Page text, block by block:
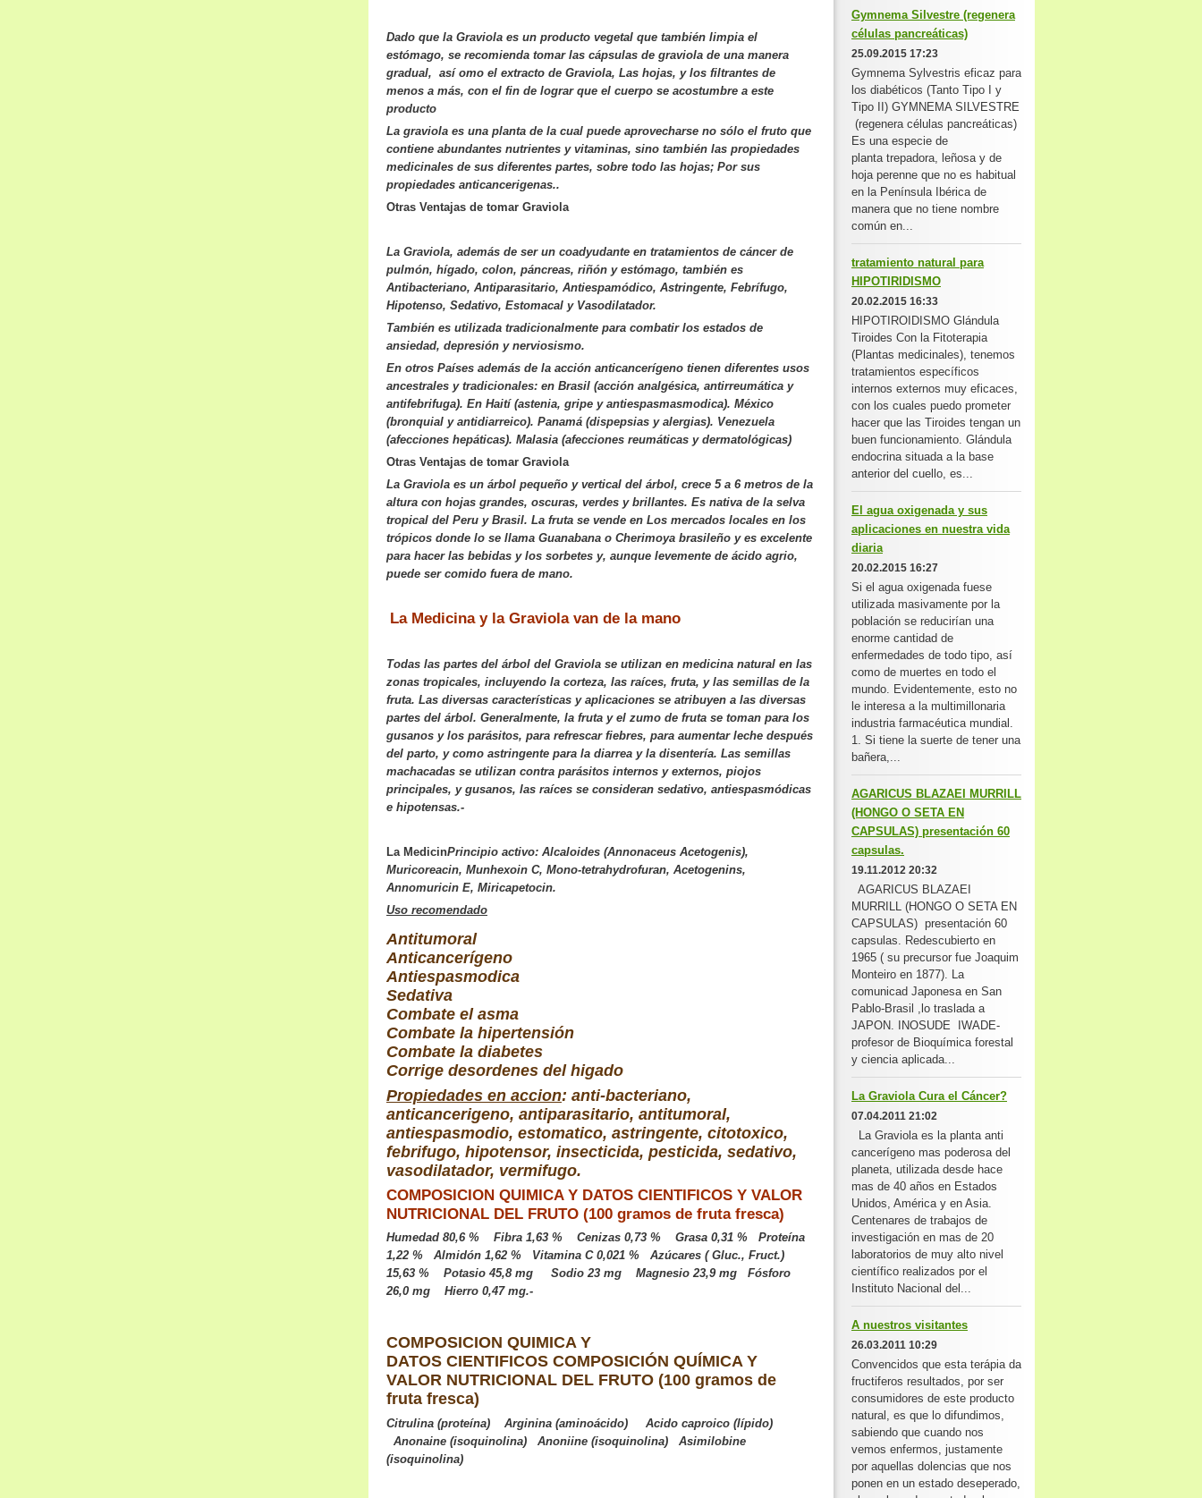
Dado que la Graviola es un producto vegetal que también limpia el
estómago, se recomienda tomar las cápsulas de graviola de una manera
gradual, así omo el extracto de Graviola, Las hojas, y los filtrantes de
menos a más, con el fin de lograr que el cuerpo se acostumbre a este
producto
La graviola es una planta de la cual puede aprovecharse no sólo el fruto que
contiene abundantes nutrientes y vitaminas, sino también las propiedades
medicinales de sus diferentes partes, sobre todo las hojas; Por sus
propiedades anticancerigenas..
Otras Ventajas de tomar Graviola
La Graviola, además de ser un coadyudante en tratamientos de cáncer de
pulmón, hígado, colon, páncreas, riñón y estómago, también es
Antibacteriano, Antiparasitario, Antiespamódico, Astringente, Febrífugo,
Hipotenso, Sedativo, Estomacal y Vasodilatador.
También es utilizada tradicionalmente para combatir los estados de
ansiedad, depresión y nerviosismo.
En otros Países además de la acción anticancerígeno tienen diferentes usos
ancestrales y tradicionales: en Brasil (acción analgésica, antirreumática y
antifebrifuga). En Haití (astenia, gripe y antiespasmasmodica). México
(bronquial y antidiarreico). Panamá (dispepsias y alergias). Venezuela
(afecciones hepáticas). Malasia (afecciones reumáticas y dermatológicas)
Otras Ventajas de tomar Graviola
La Graviola es un árbol pequeño y vertical del árbol, crece 5 a 6 metros de la
altura con hojas grandes, oscuras, verdes y brillantes. Es nativa de la selva
tropical del Peru y Brasil. La fruta se vende en Los mercados locales en los
trópicos donde lo se llama Guanabana o Cherimoya brasileño y es excelente
para hacer las bebidas y los sorbetes y, aunque levemente de ácido agrio,
puede ser comido fuera de mano.
La Medicina y la Graviola van de la mano
Todas las partes del árbol del Graviola se utilizan en medicina natural en las
zonas tropicales, incluyendo la corteza, las raíces, fruta, y las semillas de la
fruta. Las diversas características y aplicaciones se atribuyen a las diversas
partes del árbol. Generalmente, la fruta y el zumo de fruta se toman para los
gusanos y los parásitos, para refrescar fiebres, para aumentar leche después
del parto, y como astringente para la diarrea y la disentería. Las semillas
machacadas se utilizan contra parásitos internos y externos, piojos
principales, y gusanos, las raíces se consideran sedativo, antiespasmódicas
e hipotensas.-
La MedicinPrincipio activo: Alcaloides (Annonaceus Acetogenis),
Muricoreacin, Munhexoin C, Mono-tetrahydrofuran, Acetogenins,
Annomuricin E, Miricapetocin.
Uso recomendado
Antitumoral
Anticancerígeno
Antiespasmodica
Sedativa
Combate el asma
Combate la hipertensión
Combate la diabetes
Corrige desordenes del higado
Propiedades en accion: anti-bacteriano,
anticancerigeno, antiparasitario, antitumoral,
antiespasmodio, estomatico, astringente, citotoxico,
febrifugo, hipotensor, insecticida, pesticida, sedativo,
vasodilatador, vermifugo.
COMPOSICION QUIMICA Y DATOS CIENTIFICOS Y VALOR
NUTRICIONAL DEL FRUTO (100 gramos de fruta fresca)
Humedad 80,6 % Fibra 1,63 % Cenizas 0,73 % Grasa 0,31 % Proteína
1,22 % Almidón 1,62 % Vitamina C 0,021 % Azúcares ( Gluc., Fruct.)
15,63 % Potasio 45,8 mg Sodio 23 mg Magnesio 23,9 mg Fósforo
26,0 mg Hierro 0,47 mg.-
COMPOSICION QUIMICA Y
DATOS CIENTIFICOS COMPOSICIÓN QUÍMICA Y
VALOR NUTRICIONAL DEL FRUTO (100 gramos de
fruta fresca)
Citrulina (proteína) Arginina (aminoácido) Acido caproico (lípido)
Anonaine (isoquinolina) Anoniine (isoquinolina) Asimilobine
(isoquinolina)
Gymnema Silvestre (regenera
células pancreáticas)
25.09.2015 17:23
Gymnema Sylvestris eficaz para
los diabéticos (Tanto Tipo I y
Tipo II) GYMNEMA SILVESTRE
(regenera células pancreáticas)
Es una especie de
planta trepadora, leñosa y de
hoja perenne que no es habitual
en la Península Ibérica de
manera que no tiene nombre
común en...
tratamiento natural para
HIPOTIRIDISMO
20.02.2015 16:33
HIPOTIROIDISMO Glándula
Tiroides Con la Fitoterapia
(Plantas medicinales), tenemos
tratamientos específicos
internos externos muy eficaces,
con los cuales puedo prometer
hacer que las Tiroides tengan un
buen funcionamiento. Glándula
endocrina situada a la base
anterior del cuello, es...
El agua oxigenada y sus
aplicaciones en nuestra vida
diaria
20.02.2015 16:27
Si el agua oxigenada fuese
utilizada masivamente por la
población se reducirían una
enorme cantidad de
enfermedades de todo tipo, así
como de muertes en todo el
mundo. Evidentemente, esto no
le interesa a la multimillonaria
industria farmacéutica mundial.
1. Si tiene la suerte de tener una
bañera,...
AGARICUS BLAZAEI MURRILL
(HONGO O SETA EN
CAPSULAS) presentación 60
capsulas.
19.11.2012 20:32
AGARICUS BLAZAEI
MURRILL (HONGO O SETA EN
CAPSULAS) presentación 60
capsulas. Redescubierto en
1965 ( su precursor fue Joaquim
Monteiro en 1877). La
comunicad Japonesa en San
Pablo-Brasil ,lo traslada a
JAPON. INOSUDE IWADE-
profesor de Bioquímica forestal
y ciencia aplicada...
La Graviola Cura el Cáncer?
07.04.2011 21:02
La Graviola es la planta anti
cancerígeno mas poderosa del
planeta, utilizada desde hace
mas de 40 años en Estados
Unidos, América y en Asia.
Centenares de trabajos de
investigación en mas de 20
laboratorios de muy alto nivel
científico realizados por el
Instituto Nacional del...
A nuestros visitantes
26.03.2011 10:29
Convencidos que esta terápia da
fructiferos resultados, por ser
consumidores de este producto
natural, es que lo difundimos,
sabiendo que cuando nos
vemos enfermos, justamente
por aquellas dolencias que nos
ponen en un estado deseperado,